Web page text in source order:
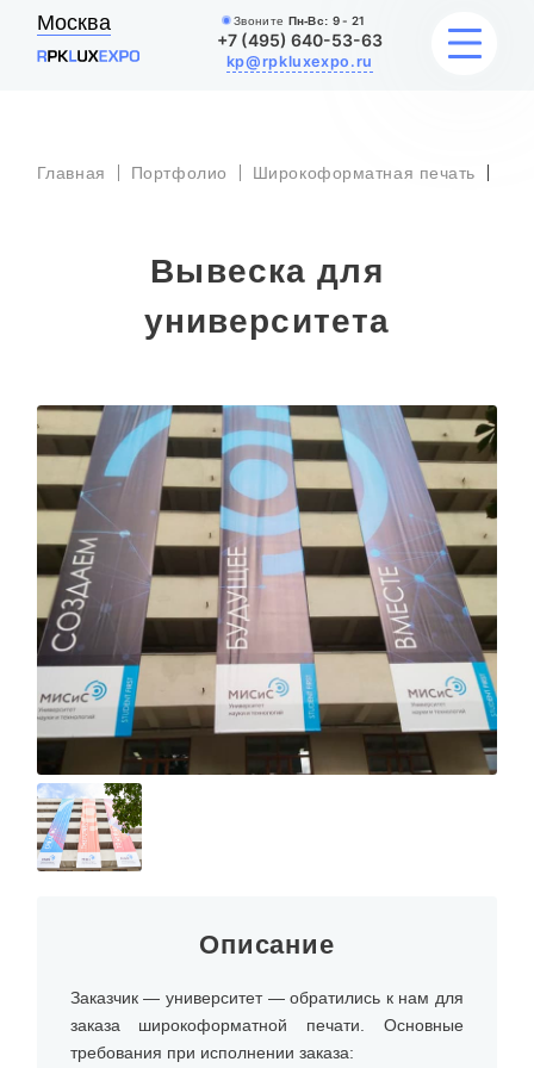
Москва Звоните Пн-Вс: 9 - 21
+7 (495) 640-53-63
kp@rpkluxexpo.ru
ВЫВЕСКИ
НАШИ РАБОТЫ
БЛОГ
О КОМПАНИИ
Главная Портфолио Широкоформатная печать
Вывеска для
университета
Описание
Заказчик — университет — обратились к нам для
заказа широкоформатной печати. Основные
требования при исполнении заказа: